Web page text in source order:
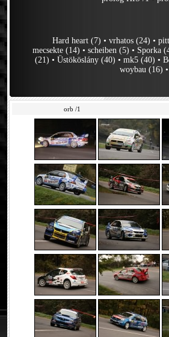
Hard heart (7) •vrhatos (24) •
mecsekte (14) •scheiben (5) • Sporka
(21) •Üstököslány (40) •mk5 (40) •
woybau (16)
orb /1